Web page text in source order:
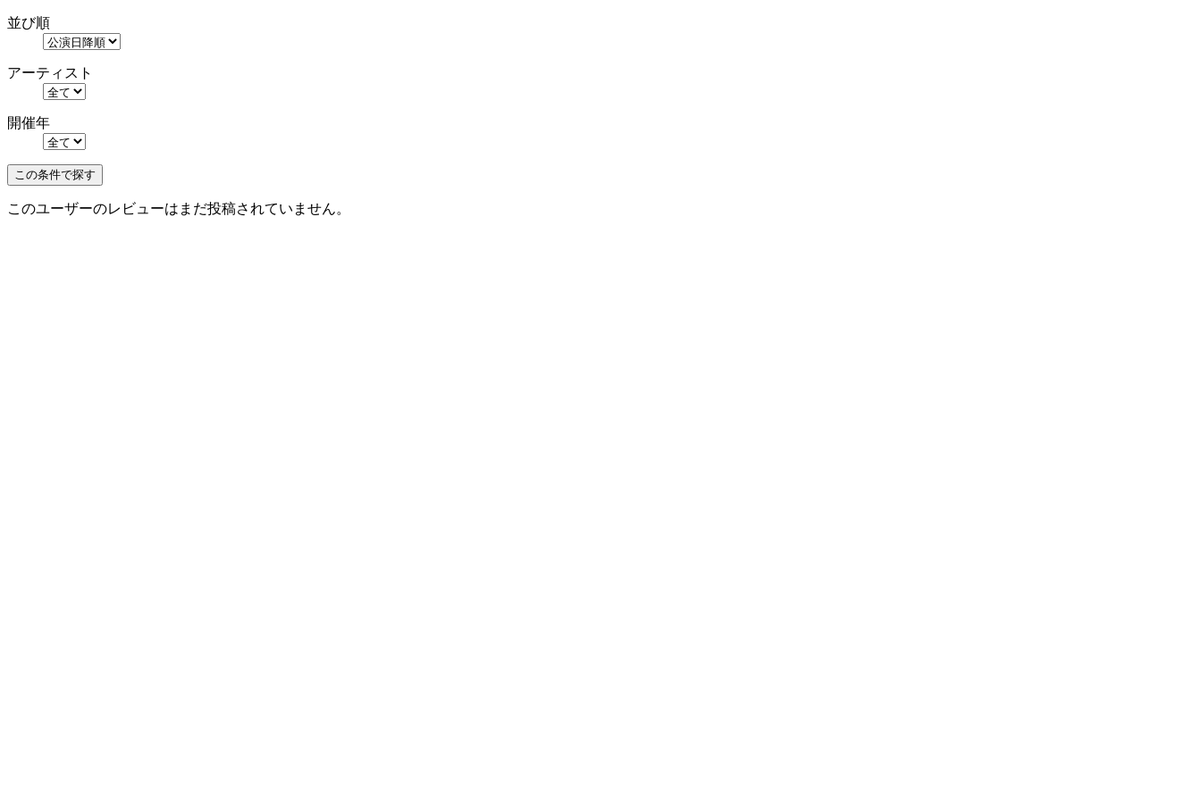
並び順
アーティスト
開催年
このユーザーのレビューはまだ投稿されていません。